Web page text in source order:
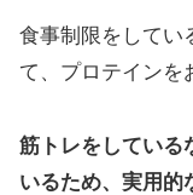
食事制限をしてい
て、プロテインを
筋トレをしている
いるため、実用的